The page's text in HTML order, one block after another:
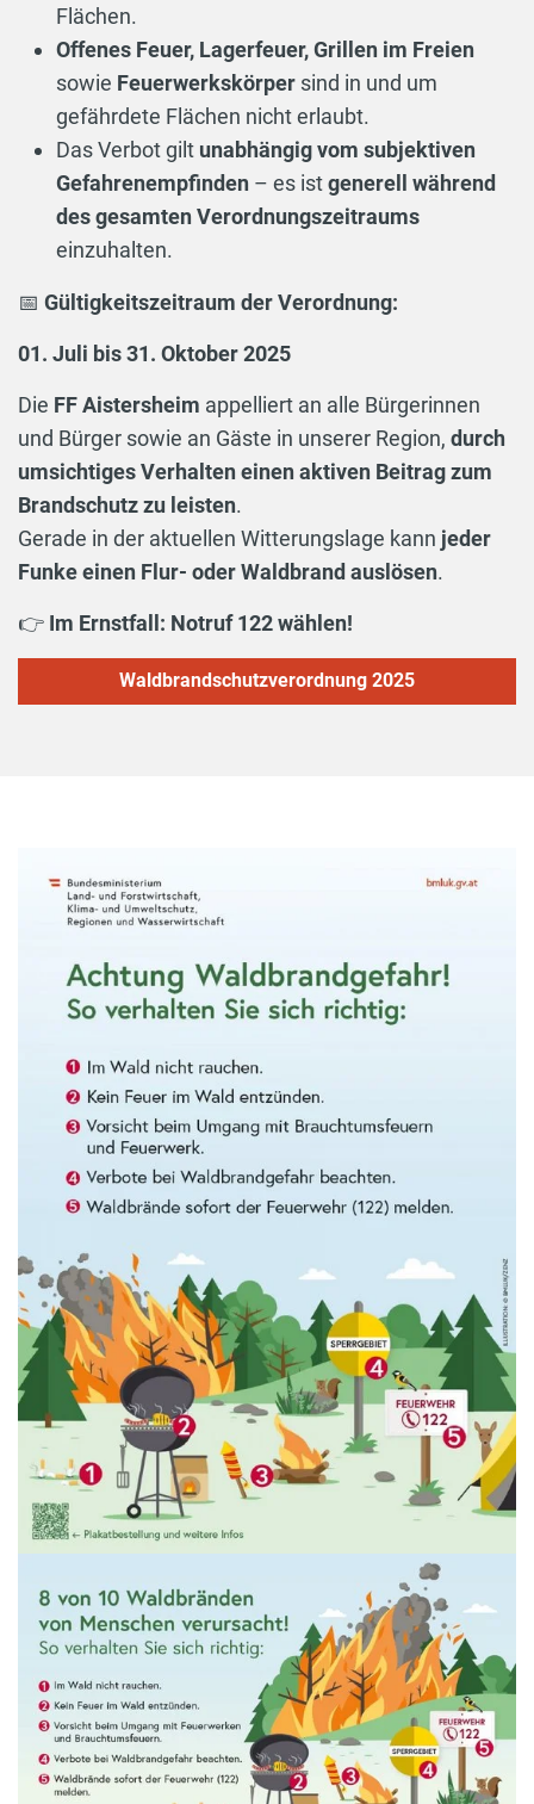
Flächen.
Offenes Feuer, Lagerfeuer, Grillen im Freien
sowie Feuerwerkskörper sind in und um
gefährdete Flächen nicht erlaubt.
Das Verbot gilt unabhängig vom subjektiven
Gefahrenempfinden – es istgenerell während
des gesamten Verordnungszeitraums
einzuhalten.
📅 Gültigkeitszeitraum der Verordnung:
01. Juli bis 31. Oktober 2025
Die FF Aistersheim appelliert an alle Bürgerinnen
und Bürger sowie an Gäste in unserer Region, durch
umsichtiges Verhalten einen aktiven Beitrag zum
Brandschutz zu leisten.
Gerade in der aktuellen Witterungslage kann jeder
Funke einen Flur- oder Waldbrand auslösen.
👉 Im Ernstfall: Notruf 122 wählen!
Waldbrandschutzverordnung 2025